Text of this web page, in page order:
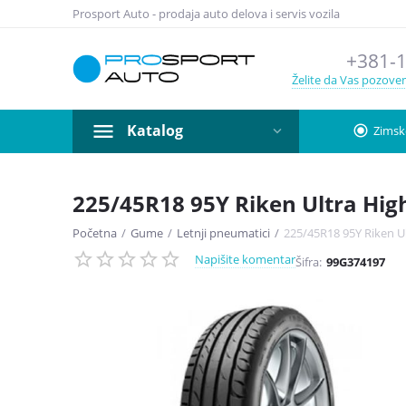
Prosport Auto - prodaja auto delova i servis vozila
+381-
Želite da Vas
Katalog radio_button_checked
225/45R18 95Y Riken Ultra
Početna / Gume / Letnji pneumatici / 225/45R18 95Y Riken
Napišite komentarŠifra: 99G374197